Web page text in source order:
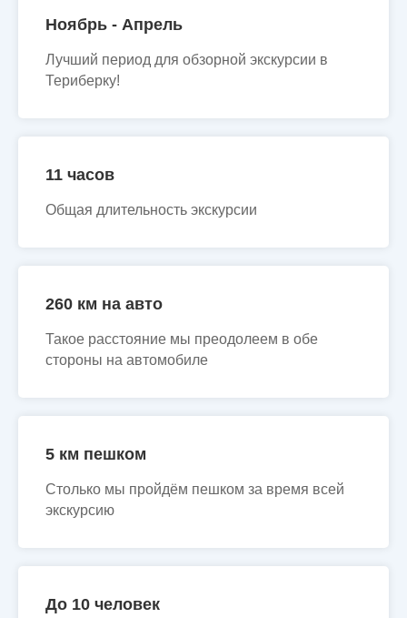
Ноябрь - Апрель
Лучший период для обзорной экскурсии в
Териберку!
11 часов
Общая длительность экскурсии
260 км на авто
Такое расстояние мы преодолеем в обе
стороны на автомобиле
5 км пешком
Столько мы пройдём пешком за время всей
экскурсию
До 10 человек